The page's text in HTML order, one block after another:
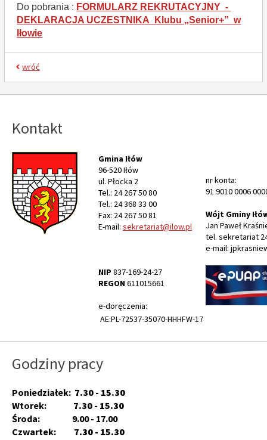
Do pobrania : FORMULARZ REKRUTACYJNY -
DEKLARACJA UCZESTNIKA Klubu „Senior+” w
Iłowie
wróć
Kontakt
Gmina Iłów
96-520 Iłów
ul. Płocka 2
Tel.: 24 267 50 80
Tel.: 24 368 33 00
Fax: 24 267 50 81
E-mail: sekretariat@ilow.pl
NIP 837-169-24-27
REGON611015661
e-doręczenia:
AE:PL-72537-35070-HHHFW-17
nr konta:
91 9010 0006
Wójt Gminy
Jan Paweł
tel. sekretariat
e-mail:
Godziny pracy
Poniedziałek: 7.30 - 15.30
Wtorek: 7.30 - 15.30
Środa: 9.00 - 17.00
Czwartek: 7.30 - 15.30